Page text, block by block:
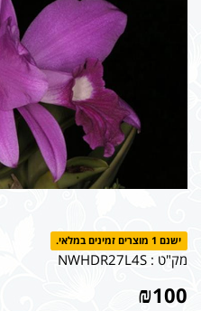
ישנם 1 מוצרים זמינים במלאי.
מק"ט : NWHDR27L4S
₪100